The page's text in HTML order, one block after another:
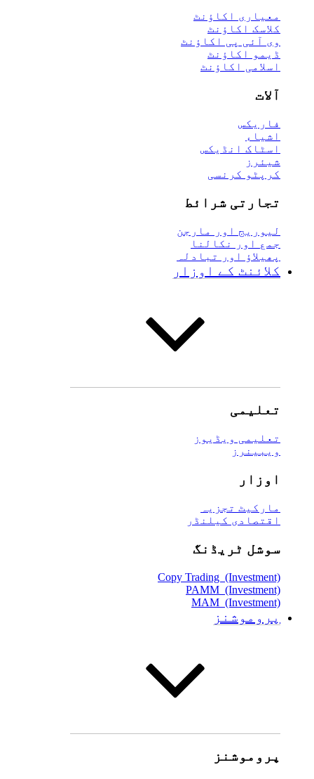
معیاری اکاؤنٹ
کلاسک اکاؤنٹ
وی آئی پی اکاؤنٹ
ڈیمو اکاؤنٹ
اسلامی اکاؤنٹ
آلات
فاریکس
اشیاء
اسٹاک انڈیکس
شیئرز
کرپٹو کرنسی
تجارتی شرائط
لیوریج اور مارجن
جمع اور نکالنا
پھیلاؤ اور تبادلہ
کلائنٹ کے اوزار
تعلیمی
تعلیمی ویڈیوز
ویبینرز
اوزار
مارکیٹ تجزیہ
اقتصادی کیلنڈر
سوشل ٹریڈنگ
Copy Trading (Investment)
PAMM (Investment)
MAM (Investment)
پروموشنز
پروموشنز